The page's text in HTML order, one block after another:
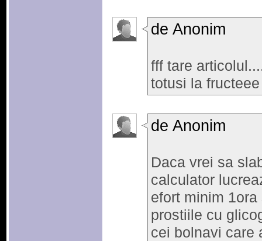
de Anonim
fff tare
totusi la fructeee
de Anonim
Daca vrei sa
calculator
efort minim
prostiile cu
cei bolnavi care